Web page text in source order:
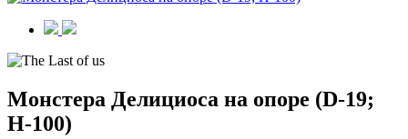
Монстера Делициоса на опоре (D-19;
H-100)